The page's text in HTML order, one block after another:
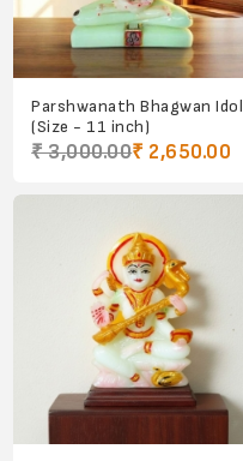
Parshwanath Bhagwan Idol
(Size - 11 inch)
₹ 3,000.00₹ 2,650.00